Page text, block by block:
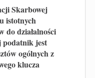
Skarbowej
istotnych
do działalności
podatnik jest
ogólnychz
klucza